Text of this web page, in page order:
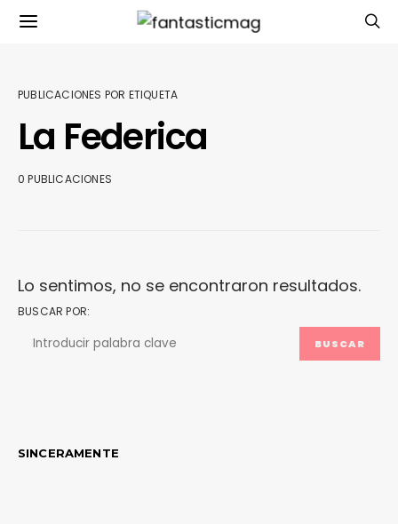
PUBLICACIONES POR ETIQUETA
La Federica
0 PUBLICACIONES
Lo sentimos, no se encontraron resultados.
BUSCAR POR:
BUSCAR
SINCERAMENTE